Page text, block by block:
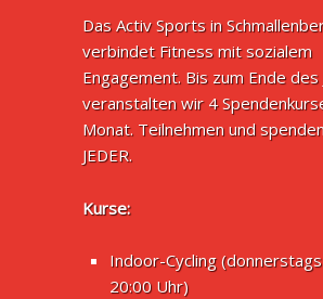
Das Activ Sports in
verbindet Fitness mit sozialem
Engagement. Bis zum Ende des
veranstalten wir 4
Monat. Teilnehmen und
JEDER.
Kurse:
Indoor-Cycling
20:00 Uhr)